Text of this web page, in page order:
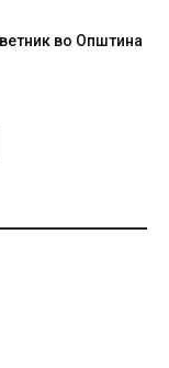
во Општина